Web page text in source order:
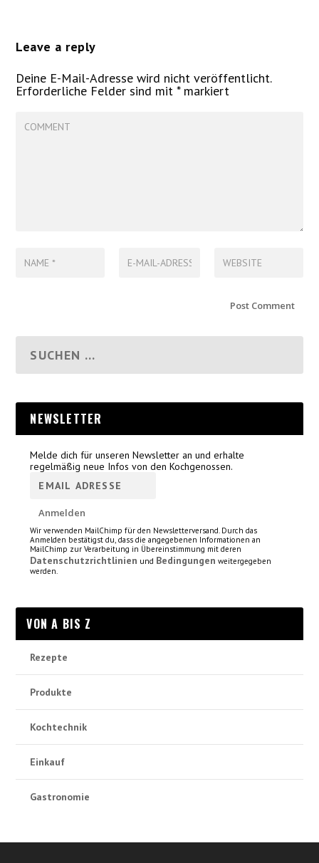
Leave a reply
Deine E-Mail-Adresse wird nicht veröffentlicht.
Erforderliche Felder sind mit*markiert
NEWSLETTER
Melde dich für unseren Newsletter an und erhalte
regelmäßig neue Infos von den Kochgenossen.
Wir verwenden MailChimp für den Newsletterversand. Durch das
Anmelden bestätigst du, dass die angegebenen Informationen an
MailChimp zur Verarbeitung in Übereinstimmung mit deren
Datenschutzrichtlinien und Bedingungen weitergegeben
werden.
VON A BIS Z
Rezepte
Produkte
Kochtechnik
Einkauf
Gastronomie